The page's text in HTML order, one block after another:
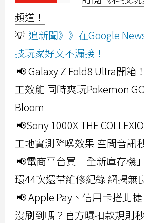
頻道！
💡 追新聞》》在Google
技玩家好文不漏接！
📢 Galaxy Z Fold8 Ultra開箱
工效能 同時爽玩Pokemon
Bloom
📢Sony 1000X THE
工地實測降噪效果 空間音訊
📢電商平台買「全新庫存機
環44次還帶維修紀錄 網揭無
📢 Apple Pay、信用卡搭北
沒刷到嗎？官方曝扣款規則